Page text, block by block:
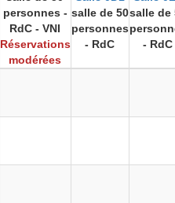
personnes -
RdC - VNI
Réservations
modérées
salle de 50
personnes
- RdC
salle de
- RdC